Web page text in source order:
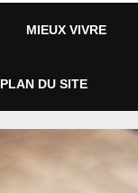
MIEUX VIVRE
PLAN DU SITE